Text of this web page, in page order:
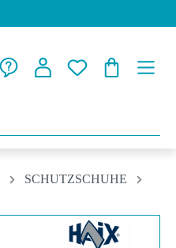
SCHUTZSCHUHE